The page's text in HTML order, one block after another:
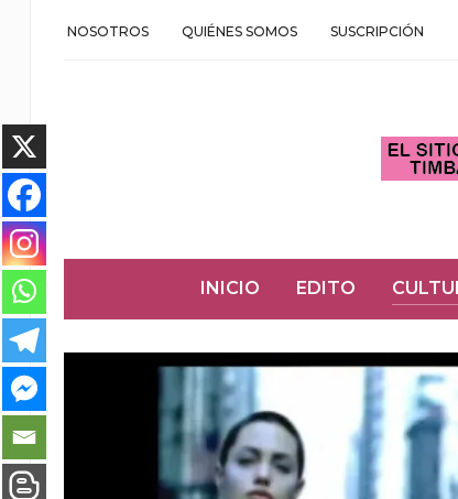
NOSOTROS QUIÉNES SOMOS SUSCRIPCIÓN
INICIO EDITO